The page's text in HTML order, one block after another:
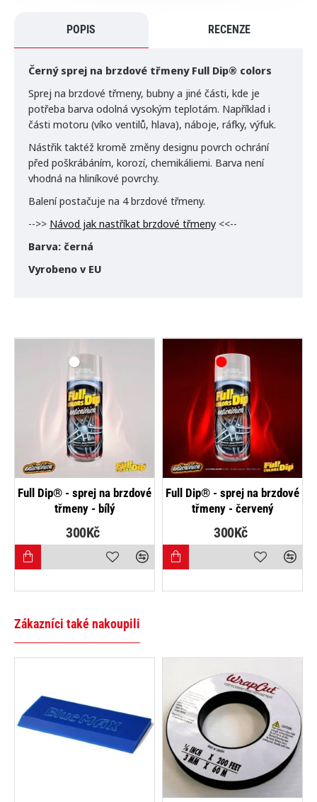
POPIS RECENZE
Černý sprej na brzdové třmeny Full Dip® colors
Sprej na brzdové třmeny, bubny a jiné části, kde je
potřeba barva odolná vysokým teplotám. Například i
části motoru (víko ventilů, hlava), náboje, ráfky, výfuk.
Nástřik taktéž kromě změny designu povrch ochrání
před poškrábáním, korozí, chemikáliemi. Barva není
vhodná na hliníkové povrchy.
Balení postačuje na 4 brzdové třmeny.
-->> Návod jak nastříkat brzdové třmeny <<--
Barva: černá
Vyrobeno v EU
Full Dip® - sprej na brzdové
třmeny - bílý
300Kč
NEJPRODÁVANĚJŠÍ
Full Dip® - sprej na brzdové
třmeny - červený
300Kč
Zákazníci také nakoupili